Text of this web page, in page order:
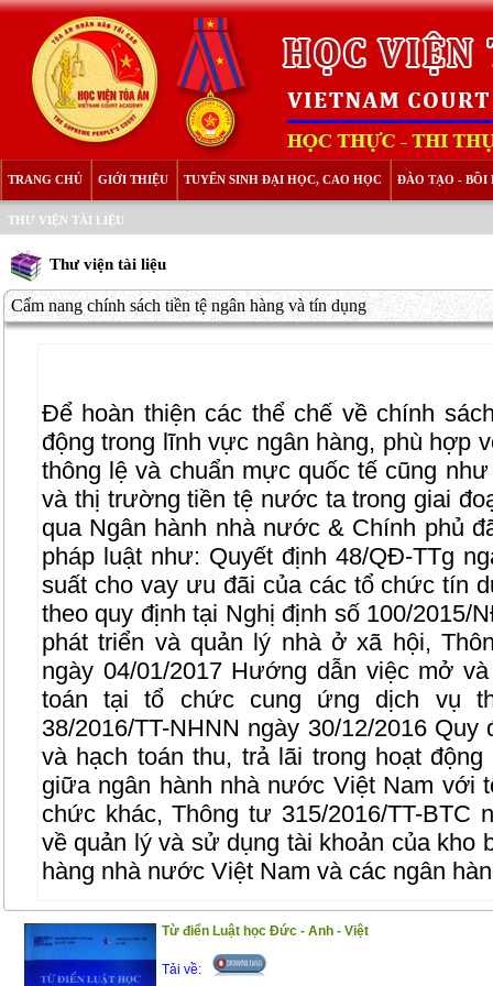
TRANG CHỦ GIỚI THIỆU TUYỂN SINH ĐẠI HỌC, CAO HỌC ĐÀO TẠO - BỒI
THƯ VIỆN TÀI LIỆU
Thư viện tài liệu
Cẩm nang chính sách tiền tệ ngân hàng và tín dụng
Để hoàn thiện các thể chế về chính
động trong lĩnh vực ngân hàng, phù hợp
thông lệ và chuẩn mực quốc tế cũng
và thị trường tiền tệ nước ta trong giai
qua Ngân hành nhà nước & Chính phủ
pháp luật như: Quyết định 48/QĐ-TTg
suất cho vay ưu đãi của các tổ chức tín
theo quy định tại Nghị định số 100/2015/
phát triển và quản lý nhà ở xã hội,
ngày 04/01/2017 Hướng dẫn việc mở
toán tại tổ chức cung ứng dịch vụ
38/2016/TT-NHNN ngày 30/12/2016
và hạch toán thu, trả lãi trong hoạt
giữa ngân hành nhà nước Việt Nam với
chức khác, Thông tư 315/2016/TT-BTC
về quản lý và sử dụng tài khoản của kho
hàng nhà nước Việt Nam và các ngân
Nội dung của cuốn sách bao gồm những
Phần I ; Luật ngân hàng, Luật các tổ
Từ điển Luật học Đức - Anh - Việt
Tải về: